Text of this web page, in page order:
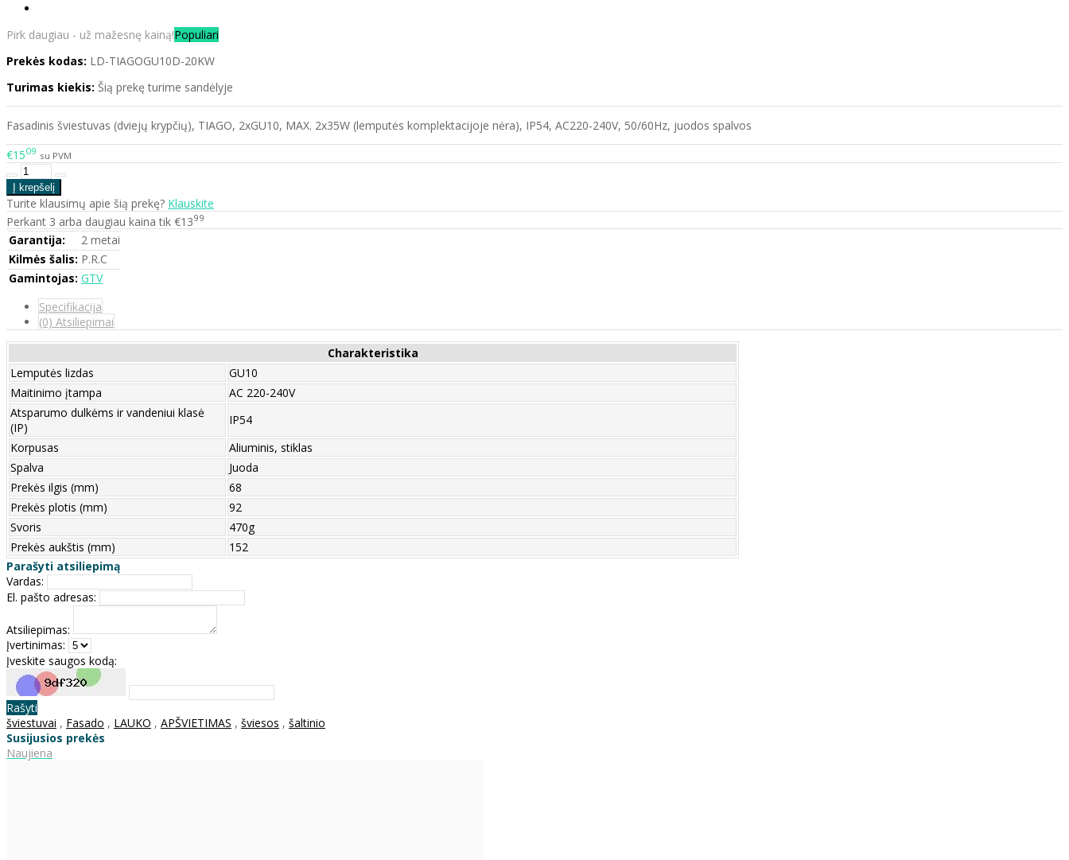
Pirk daugiau - už mažesnę kainą!Populiari
Prekės kodas: LD-TIAGOGU10D-20KW
Turimas kiekis: Šią prekę turime sandėlyje
Fasadinis šviestuvas (dviejų krypčių), TIAGO, 2xGU10, MAX. 2x35W (lemputės komplektacijoje nėra), IP54, AC220-240V, 50/60Hz, juodos spalvos
€1509 su PVM
Turite klausimų apie šią prekę? Klauskite
Perkant 3 arba daugiau kaina tik €1399
Garantija:
2 metai
Kilmės šalis: P.R.C
Gamintojas: GTV
Specifikacija
(0) Atsiliepimai
Charakteristika
Lemputės lizdas
GU10
Maitinimo įtampa
AC 220-240V
Atsparumo dulkėms ir vandeniui klasė
(IP)
IP54
Korpusas
Aliuminis, stiklas
Spalva
Juoda
Prekės ilgis (mm)
68
Prekės plotis (mm)
92
Svoris
470g
Prekės aukštis (mm)
152
Parašyti atsiliepimą
Vardas:
El. pašto adresas:
Atsiliepimas:
Įvertinimas:
Įveskite saugos kodą:
Rašyti
šviestuvai , Fasado , LAUKO , APŠVIETIMAS , šviesos , šaltinio
Susijusios prekės
Naujiena